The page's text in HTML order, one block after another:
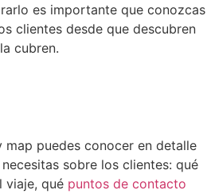
es importante que conozcas
clientes desde que descubren
cubren.
map puedes conocer en detalle
sobre los clientes: qué
viaje, qué puntos de contacto